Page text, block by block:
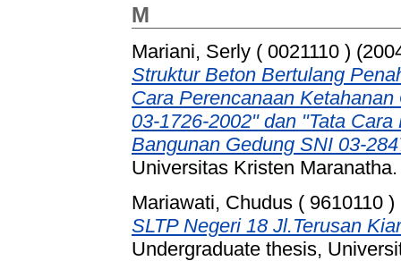
M
Mariani, Serly ( 0021110 )
Struktur Beton Bertulang
Cara Perencanaan
03-1726-2002" dan "Tata
Bangunan Gedung SNI 03-
Universitas Kristen Maranatha.
Mariawati, Chudus ( 9610110 )
SLTP Negeri 18 Jl.Terusan
Undergraduate thesis,